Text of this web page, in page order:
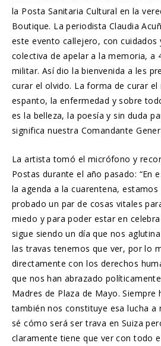
la Posta Sanitaria Cultural en la
Boutique. La periodista Claudia
este evento callejero, con cuidados
colectiva de apelar a la memoria, a
militar. Así dio la bienvenida a les
curar el olvido. La forma de curar
espanto, la enfermedad y sobre
es la belleza, la poesía y sin duda
significa nuestra Comandante
La artista tomó el micrófono y
Postas durante el año pasado: “En
la agenda a la cuarentena,
probado un par de cosas vitales
miedo y para poder estar en
sigue siendo un día que nos
las travas tenemos que ver, por lo
directamente con los derechos
que nos han abrazado
Madres de Plaza de Mayo. Siempre
también nos constituye esa lucha a
sé cómo será ser trava en Suiza
claramente tiene que ver con todo